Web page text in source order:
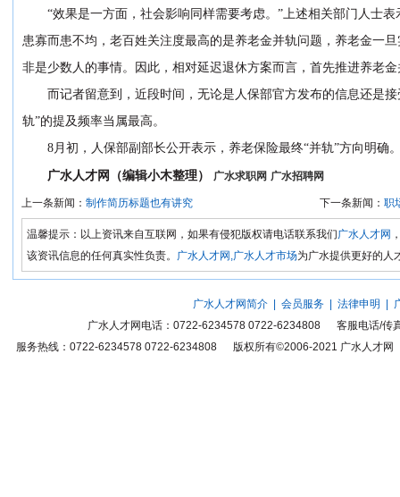
“效果是一方面，社会影响同样需要考虑。”上述相关部门人士
患寡而患不均，老百姓关注度最高的是养老金并轨问题，养老金一
非是少数人的事情。因此，相对延迟退休方案而言，首先推进养老
而记者留意到，近段时间，无论是人保部官方发布的信息还是
轨”的提及频率当属最高。
8月初，人保部副部长公开表示，养老保险最终“并轨”方向明确
广水人才网（编辑小木整理） 广水求职网 广水招聘网
上一条新闻： 制作简历标题也有讲究 下一条新闻： 职
温馨提示：以上资讯来自互联网，如果有侵犯版权请电话联系我们广水人才网
该资讯信息的任何真实性负责。
广水人才网,广水人才市场为广水提供更好的人
广水人才网简介| 会员服务| 法律申明
广水人才网 电话：0722-6234578 0722-6234808 客服电话/传
服务热线：0722-6234578 0722-6234808 版权所有©2006-2021 广水人才网